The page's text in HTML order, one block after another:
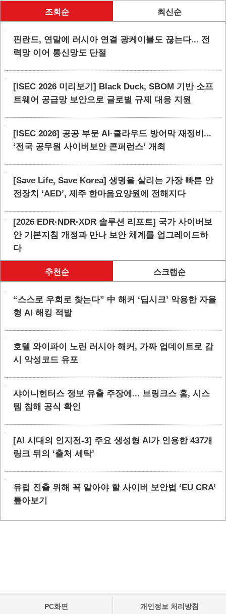
조회순 최신순
핀란드, 연말에 러시아 연결 광케이블도 끊는다... 전
력망 이어 통신망도 단절
[ISEC 2026 미리보기] Black Duck, SBOM 기반 소프
트웨어 공급망 보안으로 글로벌 규제 대응 지원
[ISEC 2026] 공공 부문 AI·클라우드 방어막 재정비...
‘전국 공무원 사이버보안 콘퍼런스’ 개최
[Save Life, Save Korea] 생명을 살리는 가장 빠른 안
전장치 ‘AED’, 제주 한마음요양원에 전해지다
[2026 EDR·NDR·XDR 솔루션 리포트] 국가 사이버보
안 기본지침 개정과 만나 보안 체계를 업그레이드하
다
추천순 스크랩순
“스스로 우회로 찾는다” 中 해커 ‘딥시크’ 악용한 자율
형 AI 해킹 적발
호텔 와이파이 노린 러시아 해커, 가짜 업데이트로 감
시 악성코드 유포
샤이니헌터스 정보 유출 주장에... 브링크스 홈, 시스
템 침해 공식 확인
[AI 시대의 인지전-3] 주요 생성형 AI가 인용한 437개
링크 뒤의 ‘출처 세탁’
유럽 진출 위해 꼭 알아야 할 사이버 보안법 ‘EU CRA’
톺아보기
PC화면 개인정보 처리방침